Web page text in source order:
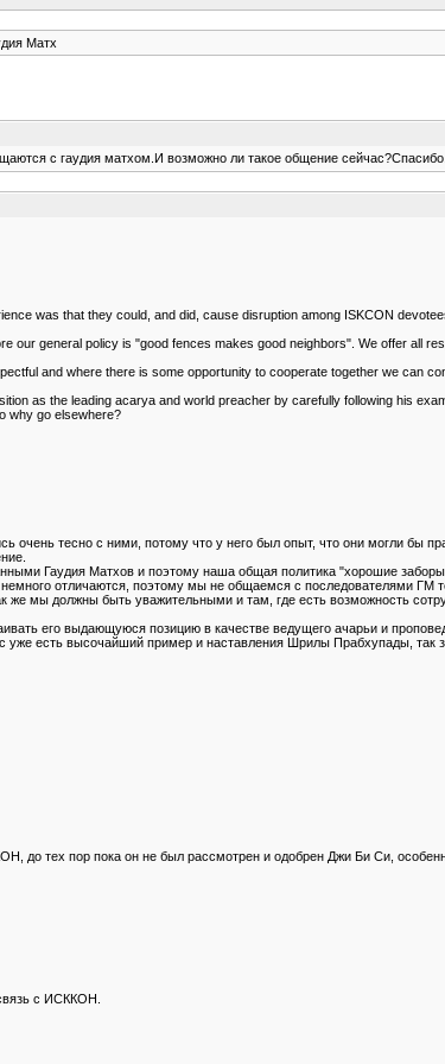
Матх
с гаудия матхом.И возможно ли такое общение сейчас?Спасибо.
was that they could, and did, cause disruption among ISKCON
general policy is "good fences makes good neighbors". We offer all
and where there is some opportunity to cooperate together we can
as the leading acarya and world preacher by carefully following his
why go elsewhere?
тесно с ними, потому что у него был опыт, что они могли бы
Гаудия Матхов и поэтому наша общая политика "хорошие
отличаются, поэтому мы не общаемся с последователями ГM
же мы должны быть уважительными и там, где есть возможность
его выдающуюся позицию в качестве ведущего ачарьи и
есть высочайший пример и наставления Шрилы Прабхупады, так
до тех пор пока он не был рассмотрен и одобрен Джи Би Си,
с ИСККОН.